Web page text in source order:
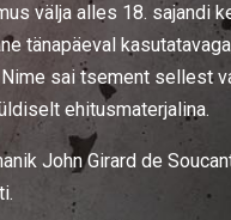
välja alles 18. sajandi
tänapäeval
sai tsement sellest
ehitusmaterjalina.
John Girard de